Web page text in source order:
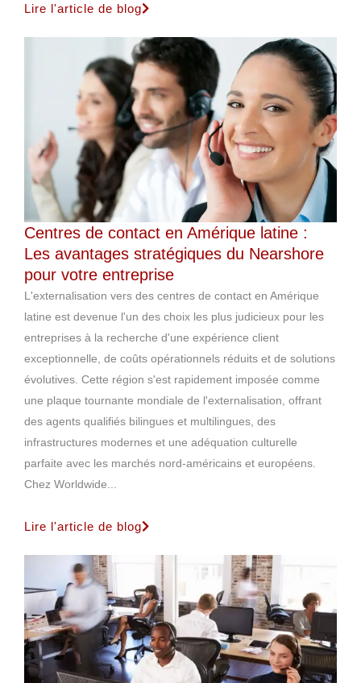
Lire l'article de blog
Centres de contact en Amérique latine :
Les avantages stratégiques du Nearshore
pour votre entreprise
L'externalisation vers des centres de contact en Amérique
latine est devenue l'un des choix les plus judicieux pour les
entreprises à la recherche d'une expérience client
exceptionnelle, de coûts opérationnels réduits et de solutions
évolutives. Cette région s'est rapidement imposée comme
une plaque tournante mondiale de l'externalisation, offrant
des agents qualifiés bilingues et multilingues, des
infrastructures modernes et une adéquation culturelle
parfaite avec les marchés nord-américains et européens.
Chez Worldwide...
Lire l'article de blog